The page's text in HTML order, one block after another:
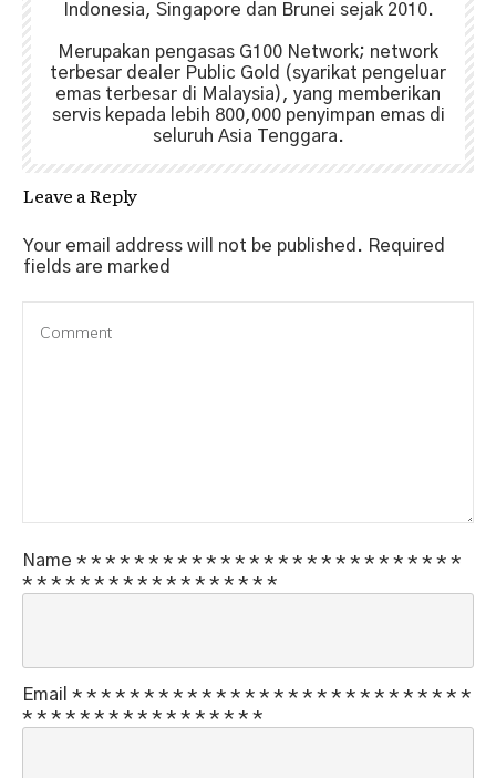
Indonesia, Singapore dan Brunei sejak 2010.
Merupakan pengasas G100 Network; network
terbesar dealer Public Gold (syarikat pengeluar
emas terbesar di Malaysia), yang memberikan
servis kepada lebih 800,000 penyimpan emas di
seluruh Asia Tenggara.
Leave a Reply
Your email address will not be published. Required
fields are marked
Name * * * * * * * * * * * * * * * * * * * * * * * * * * *
* * * * * * * * * * * * * * * * * *
Email * * * * * * * * * * * * * * * * * * * * * * * * * * * *
* * * * * * * * * * * * * * * * *